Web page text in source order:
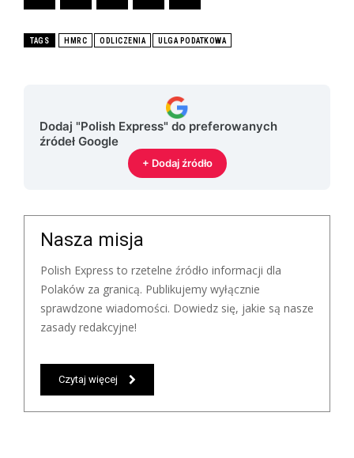
TAGS HMRC ODLICZENIA ULGA PODATKOWA
Dodaj "Polish Express" do preferowanych
źródeł Google
+ Dodaj źródło
Nasza misja
Polish Express to rzetelne źródło informacji dla
Polaków za granicą. Publikujemy wyłącznie
sprawdzone wiadomości. Dowiedz się, jakie są nasze
zasady redakcyjne!
Czytaj więcej